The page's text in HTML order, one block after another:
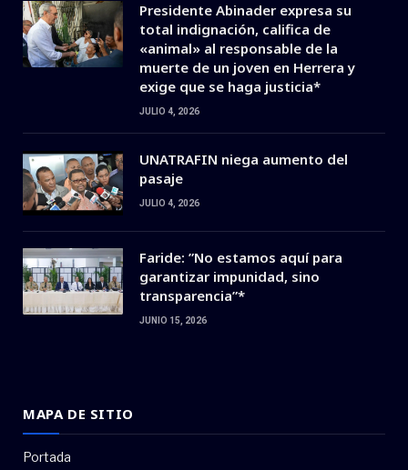
Presidente Abinader expresa su
total indignación, califica de
«animal» al responsable de la
muerte de un joven en Herrera y
exige que se haga justicia*
JULIO 4, 2026
UNATRAFIN niega aumento del
pasaje
JULIO 4, 2026
Faride: ”No estamos aquí para
garantizar impunidad, sino
transparencia”*
JUNIO 15, 2026
MAPA DE SITIO
Portada